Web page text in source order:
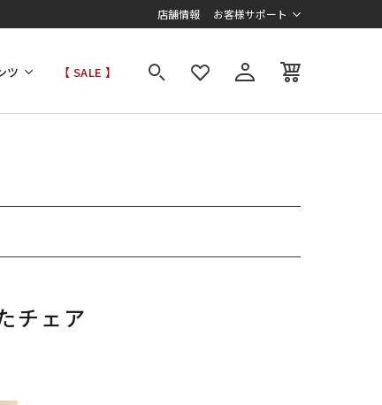
店舗情報 お客様サポート
ツ 【 SALE 】
チェア